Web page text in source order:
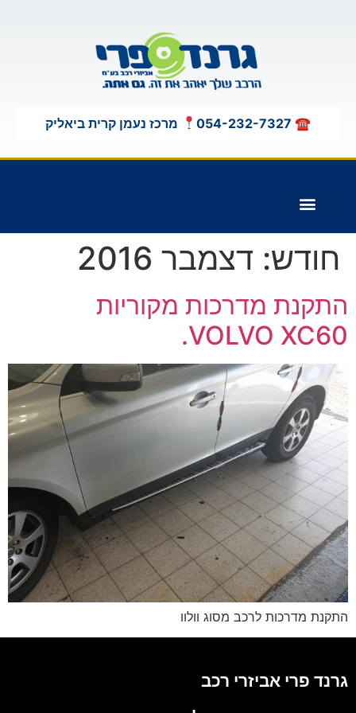
☎ 054-232-7327 מרכז נעמן קרית ביאליק
חודש: דצמבר 2016
התקנת מדרכות מקוריות
VOLVO XC60.
התקנת מדרכות לרכב מסוג וולוו
גרנד פרי אביזרי רכב